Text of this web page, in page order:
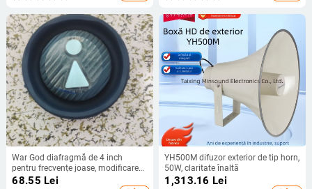
War God diafragmă de 4 inch
pentru frecvențe joase, modificare
DIY audio — conul difuzorului de
68.55 Lei
YH500M difuzor exterior de tip horn,
50W, claritate înaltă
1,313.16 Lei